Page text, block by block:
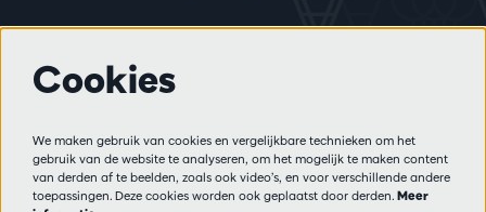
Privacy
Verkoopsvoorwaarden
Pers
Cookies
We maken gebruik van cookies en vergelijkbare technieken om het
gebruik van de website te analyseren, om het mogelijk te maken content
van derden af te beelden, zoals ook video’s, en voor verschillende andere
toepassingen. Deze cookies worden ook geplaatst door derden. Meer